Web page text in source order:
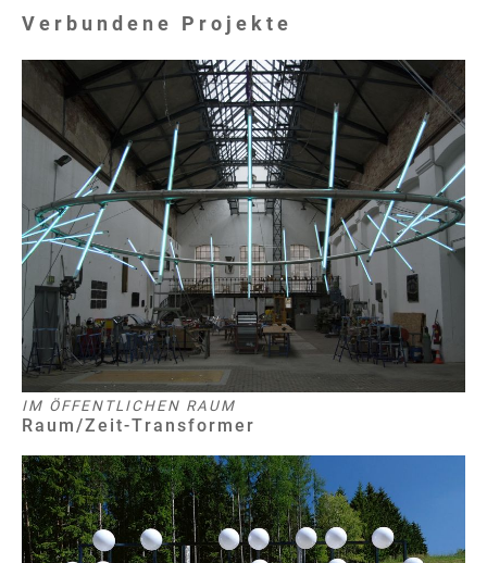
Verbundene Projekte
IM ÖFFENTLICHEN RAUM
Raum/Zeit-Transformer